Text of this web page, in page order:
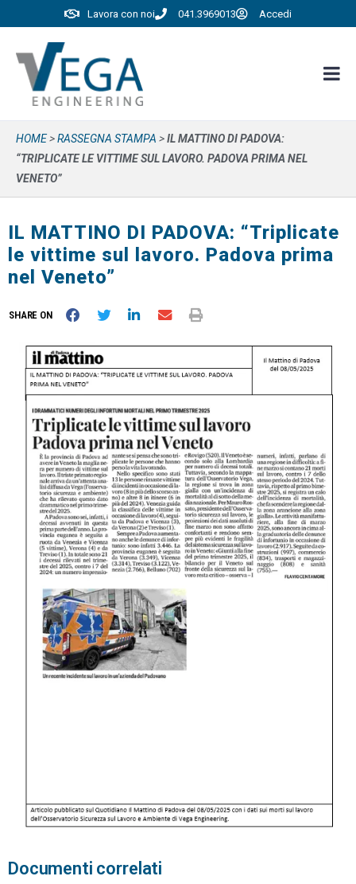
Lavora con noi 041.3969013 Accedi
HOME>RASSEGNA STAMPA >IL MATTINO DI PADOVA:
“TRIPLICATE LE VITTIME SUL LAVORO. PADOVA PRIMA NEL
VENETO”
IL MATTINO DI PADOVA: “Triplicate
le vittime sul lavoro. Padova prima
nel Veneto”
SHARE ON
Documenti correlati